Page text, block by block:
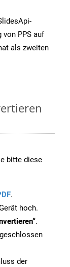
von PPS auf
als zweiten
bitte diese
.
hoch.
.
der